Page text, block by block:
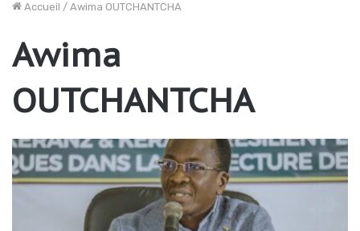
Accueil / Awima OUTCHANTCHA
Awima
OUTCHANTCHA